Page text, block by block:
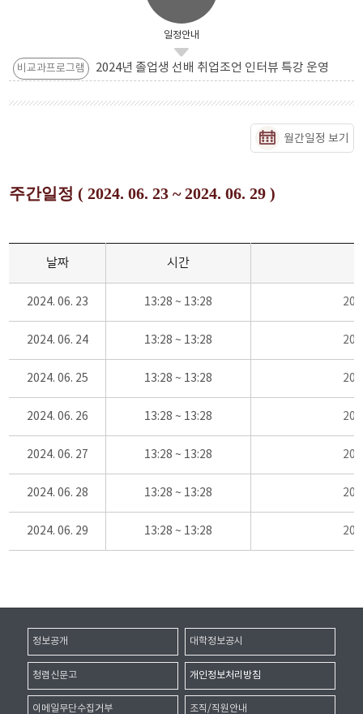
일정안내
비교과프로그램 2024년 졸업생 선배 취업조언 인터뷰 특강 운영
월간일정 보기
주간일정 ( 2024. 06. 23 ~ 2024. 06. 29 )
날짜 시간
2024. 06. 23 13:28 ~ 13:28
2024. 06. 24 13:28 ~ 13:28
2024. 06. 25 13:28 ~ 13:28
2024. 06. 26 13:28 ~ 13:28
2024. 06. 27 13:28 ~ 13:28
2024. 06. 28 13:28 ~ 13:28
2024. 06. 29 13:28 ~ 13:28
정보공개 대학정보공시
청렴신문고 개인정보처리방침
이메일무단수집거부 조직/직원안내